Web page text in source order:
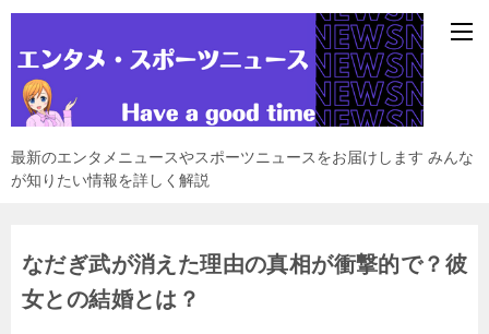
最新のエンタメニュースやスポーツニュースをお届けします みんな
が知りたい情報を詳しく解説
なだぎ武が消えた理由の真相が衝撃的で？彼
女との結婚とは？